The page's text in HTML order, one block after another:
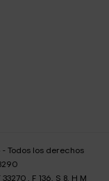
- Todos los derechos
, F 136, S 8, H M